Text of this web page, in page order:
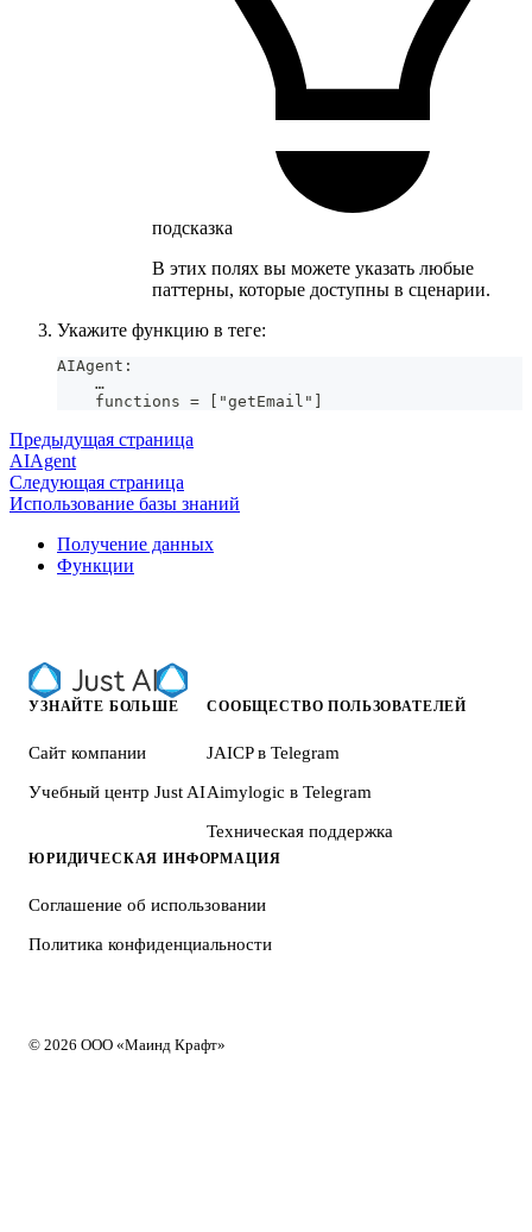
подсказка
В этих полях вы можете указать любые
паттерны, которые доступны в сценарии.
Укажите функцию в теге:
AIAgent:
    …
    functions = ["getEmail"]
Предыдущая страница
AIAgent
Следующая страница
Использование базы знаний
Получение данных
Функции
УЗНАЙТЕ БОЛЬШЕ
Сайт компании
Учебный центр Just AI
СООБЩЕСТВО ПОЛЬЗОВАТЕЛЕЙ
JAICP в Telegram
Aimylogic в Telegram
Техническая поддержка
ЮРИДИЧЕСКАЯ ИНФОРМАЦИЯ
Соглашение об использовании
Политика конфиденциальности
© 2026 ООО «Маинд Крафт»